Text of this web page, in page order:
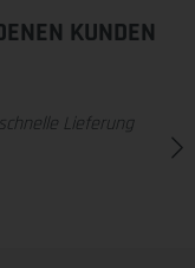
KUNDEN
Lieferung